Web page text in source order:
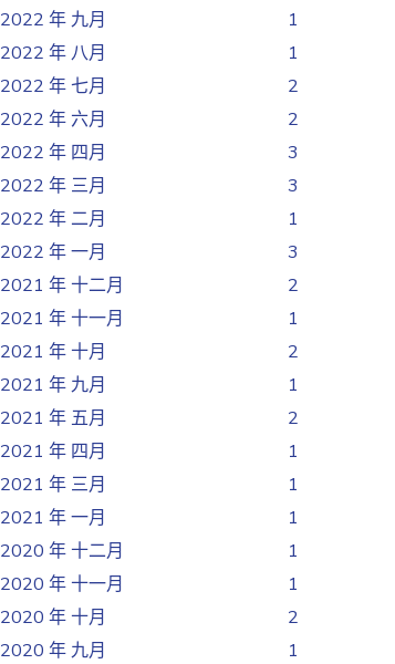
2022 年 九月
1
2022 年 八月
1
2022 年 七月
2
2022 年 六月
2
2022 年 四月
3
2022 年 三月
3
2022 年 二月
1
2022 年 一月
3
2021 年 十二月
2
2021 年 十一月
1
2021 年 十月
2
2021 年 九月
1
2021 年 五月
2
2021 年 四月
1
2021 年 三月
1
2021 年 一月
1
2020 年 十二月
1
2020 年 十一月
1
2020 年 十月
2
2020 年 九月
1